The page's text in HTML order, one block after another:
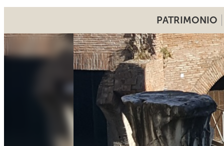
PATRIMONIO